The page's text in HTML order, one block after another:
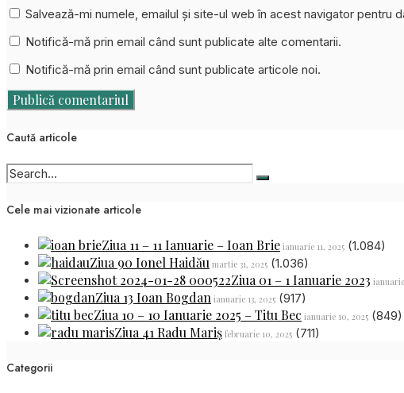
Salvează-mi numele, emailul și site-ul web în acest navigator pentru
Notifică-mă prin email când sunt publicate alte comentarii.
Notifică-mă prin email când sunt publicate articole noi.
Caută articole
Cele mai vizionate articole
Ziua 11 – 11 Ianuarie – Ioan Brie ianuarie 11, 2025 (1.084)
Ziua 90 Ionel Haidău martie 31, 2025 (1.036)
Ziua 01 – 1 Ianuarie 2023
Ziua 13 Ioan Bogdan ianuarie 13, 2025 (917)
Ziua 10 – 10 Ianuarie 2025 – Titu Bec ianuarie 10, 2025 (849)
Ziua 41 Radu Mariș februarie 10, 2025 (711)
Categorii